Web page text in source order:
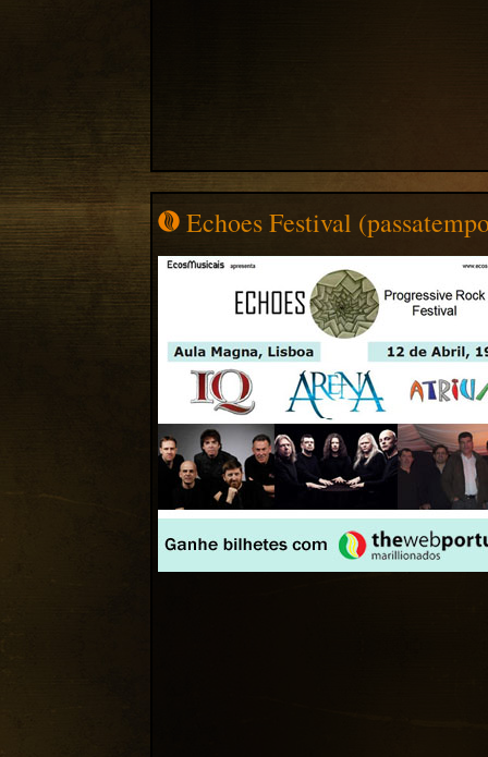
Echoes Festival